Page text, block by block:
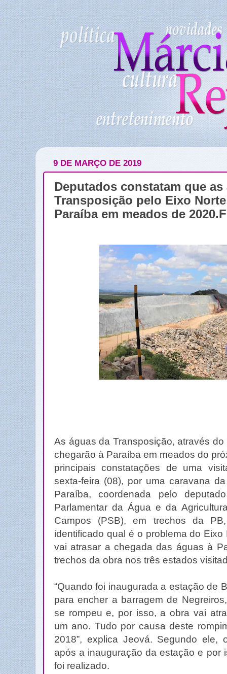
9 DE MARÇO DE 2019
Deputados constatam que as
Transposição pelo Eixo
Paraíba em meados de
As águas da Transposição, através
chegarão à Paraíba em meados do
principais constatações de uma
sexta-feira (08), por uma caravana
Paraíba, coordenada pelo
Parlamentar da Água e da
Campos (PSB), em trechos da
identificado qual é o problema do
vai atrasar a chegada das águas à
trechos da obra nos três estados
“Quando foi inaugurada a estação de
para encher a barragem de
se rompeu e, por isso, a obra vai
um ano. Tudo por causa deste
2018”, explica Jeová. Segundo ele,
após a inauguração da estação e por
foi realizado.